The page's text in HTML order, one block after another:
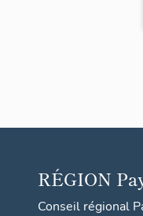
RÉGION
Conseil régional